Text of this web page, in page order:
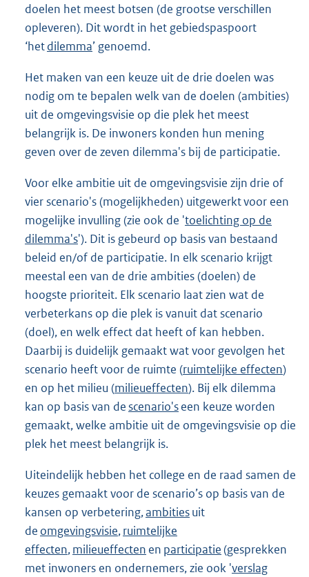
doelen het meest botsen (de grootse verschillen
opleveren). Dit wordt in het gebiedspaspoort
‘hetdilemma’ genoemd.
Het maken van een keuze uit de drie doelen was
nodig om te bepalen welk van de doelen (ambities)
uit de omgevingsvisie op die plek het meest
belangrijk is. De inwoners konden hun mening
geven over de zeven dilemma's bij de participatie.
Voor elke ambitie uit de omgevingsvisie zijn drie of
vier scenario's (mogelijkheden) uitgewerkt voor een
mogelijke invulling (zie ook de 'toelichting op de
dilemma's'). Dit is gebeurd op basis van bestaand
beleid en/of de participatie. In elk scenario krijgt
meestal een van de drie ambities (doelen) de
hoogste prioriteit. Elk scenario laat zien wat de
verbeterkans op die plek is vanuit dat scenario
(doel), en welk effect dat heeft of kan hebben.
Daarbij is duidelijk gemaakt wat voor gevolgen het
scenario heeft voor de ruimte (ruimtelijke effecten)
en op het milieu (milieueffecten). Bij elk dilemma
kan op basis van descenario'seen keuze worden
gemaakt, welke ambitie uit de omgevingsvisie op die
plek het meest belangrijk is.
Uiteindelijk hebben het college en de raad samen de
keuzes gemaakt voor de scenario’s op basis van de
kansen op verbetering,ambitiesuit
de omgevingsvisie,ruimtelijke
effecten,milieueffecten en participatie(gesprekken
met inwoners en ondernemers, zie ook 'verslag